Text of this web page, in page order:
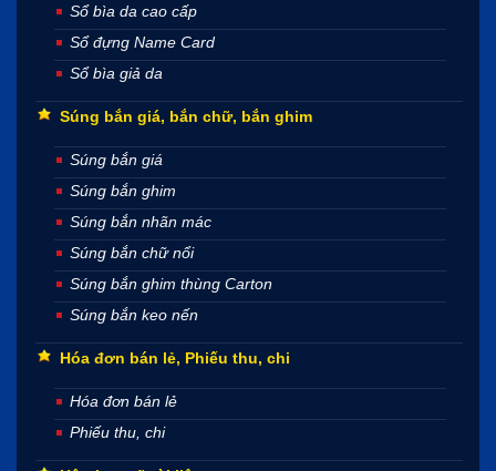
Sổ bìa da cao cấp
Sổ đựng Name Card
Sổ bìa giả da
Súng bắn giá, bắn chữ, bắn ghim
Súng bắn giá
Súng bắn ghim
Súng bắn nhãn mác
Súng bắn chữ nổi
Súng bắn ghim thùng Carton
Súng bắn keo nến
Hóa đơn bán lẻ, Phiếu thu, chi
Hóa đơn bán lẻ
Phiếu thu, chi